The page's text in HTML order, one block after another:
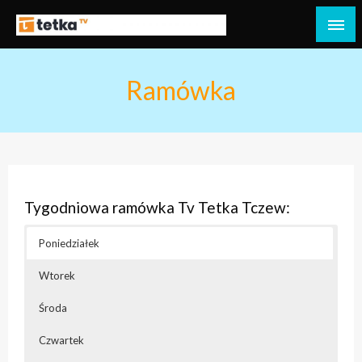
treściTv Tetka Tczew
Tetka Tczew – Twoja lokalna telewizja!
Ramówka
Tygodniowa ramówka Tv Tetka Tczew:
Poniedziałek
Wtorek
Środa
Czwartek